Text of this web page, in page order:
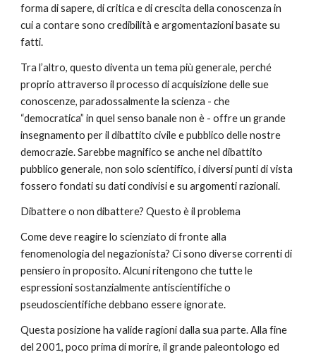
forma di sapere, di critica e di crescita della conoscenza in
cui a contare sono credibilità e argomentazioni basate su
fatti.
Tra l’altro, questo diventa un tema più generale, perché
proprio attraverso il processo di acquisizione delle sue
conoscenze, paradossalmente la scienza - che
“democratica” in quel senso banale non è - offre un grande
insegnamento per il dibattito civile e pubblico delle nostre
democrazie. Sarebbe magnifico se anche nel dibattito
pubblico generale, non solo scientifico, i diversi punti di vista
fossero fondati su dati condivisi e su argomenti razionali.
Dibattere o non dibattere? Questo è il problema
Come deve reagire lo scienziato di fronte alla
fenomenologia del negazionista? Ci sono diverse correnti di
pensiero in proposito. Alcuni ritengono che tutte le
espressioni sostanzialmente antiscientifiche o
pseudoscientifiche debbano essere ignorate.
Questa posizione ha valide ragioni dalla sua parte. Alla fine
del 2001, poco prima di morire, il grande paleontologo ed